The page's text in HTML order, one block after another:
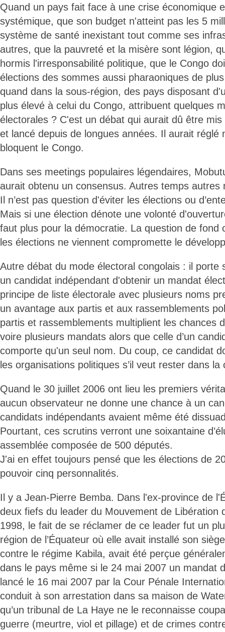
Quand un pays fait face à une crise économique
systémique, que son budget n'atteint pas les 5
système de santé inexistant tout comme ses
autres, que la pauvreté et la misère sont légion,
hormis l'irresponsabilité politique, que le Congo
élections des sommes aussi pharaoniques de
quand dans la sous-région, des pays disposant
plus élevé à celui du Congo, attribuent quelques
électorales ? C'est un débat qui aurait dû être
et lancé depuis de longues années. Il aurait réglé
bloquent le Congo.
Dans ses meetings populaires légendaires,
aurait obtenu un consensus. Autres temps
Il n’est pas question d'éviter les élections ou
Mais si une élection dénote une volonté
faut plus pour la démocratie. La question de fond
les élections ne viennent compromette le
Autre débat du mode électoral congolais : il porte
un candidat indépendant d'obtenir un mandat
principe de liste électorale avec plusieurs noms
un avantage aux partis et aux rassemblements
partis et rassemblements multiplient les chances
voire plusieurs mandats alors que celle d’un
comporte qu'un seul nom. Du coup, ce candidat
les organisations politiques s’il veut rester dans
Quand le 30 juillet 2006 ont lieu les premiers
aucun observateur ne donne une chance à un
candidats indépendants avaient même été
Pourtant, ces scrutins verront une soixantaine
assemblée composée de 500 députés.
J'ai en effet toujours pensé que les élections de
pouvoir cinq personnalités.
Il y a Jean-Pierre Bemba. Dans l'ex-province de
deux fiefs du leader du Mouvement de Libération
1998, le fait de se réclamer de ce leader fut un
région de l’Équateur où elle avait installé son
contre le régime Kabila, avait été perçue
dans le pays même si le 24 mai 2007 un mandat
lancé le 16 mai 2007 par la Cour Pénale
conduit à son arrestation dans sa maison de
qu’un tribunal de La Haye ne le reconnaisse
guerre (meurtre, viol et pillage) et de crimes